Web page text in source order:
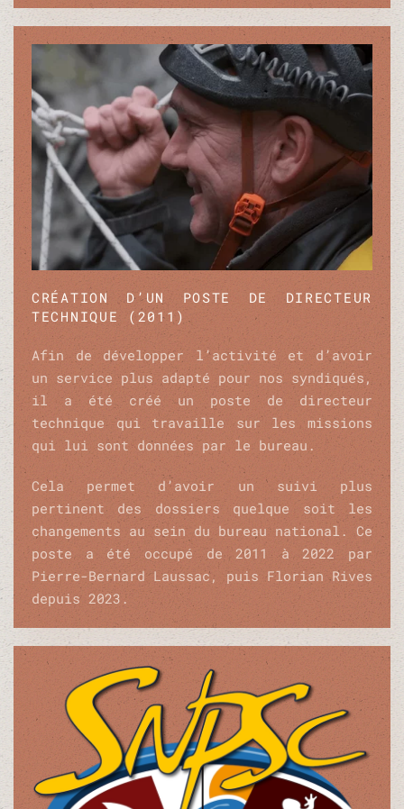
CRÉATION D’UN POSTE DE DIRECTEUR
TECHNIQUE (2011)
Afin de développer l’activité et d’avoir
un service plus adapté pour nos syndiqués,
il a été créé un poste de directeur
technique qui travaille sur les missions
qui lui sont données par le bureau.
Cela permet d’avoir un suivi plus
pertinent des dossiers quelque soit les
changements au sein du bureau national. Ce
poste a été occupé de 2011 à 2022 par
Pierre-Bernard Laussac, puis Florian Rives
depuis 2023.